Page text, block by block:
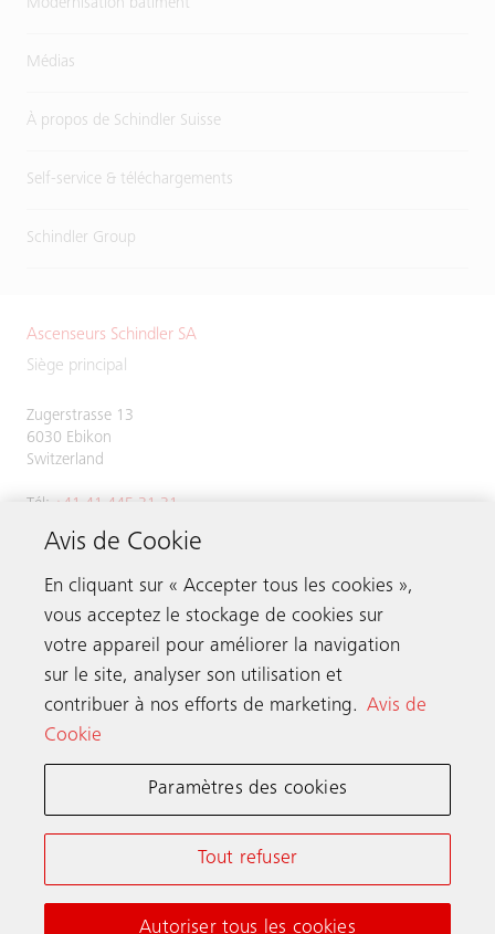
Modernisation bâtiment
Médias
À propos de Schindler Suisse
Self-service & téléchargements
Schindler Group
Ascenseurs Schindler SA
Siège principal
Zugerstrasse 13
6030 Ebikon
Switzerland
Tél: +41 41 445 31 31
Contacter
Schindler dans le monde
Conditions Générales en Ligne Déclaration de Confidentialité
Nétiquette des médias sociaux
Avis de Cookie
En cliquant sur « Accepter tous les cookies »,
vous acceptez le stockage de cookies sur
votre appareil pour améliorer la navigation
sur le site, analyser son utilisation et
contribuer à nos efforts de marketing. Avis de
Cookie
Paramètres des cookies
Tout refuser
Autoriser tous les cookies